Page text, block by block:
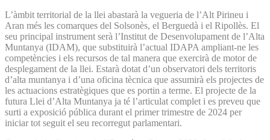
L’àmbit territorial de la llei abastarà la vegueria de l’Alt Pirineu i
Aran més les comarques del Solsonès, el Berguedà i el Ripollès. El
seu principal instrument serà l’Institut de Desenvolupament de l’Alta
Muntanya (IDAM), que substituirà l’actual IDAPA ampliant-ne les
competències i els recursos de tal manera que exercirà de motor de
desplegament de la llei. Estarà dotat d’un observatori dels territoris
d’alta muntanya i d’una oficina tècnica que assumirà els projectes de
les actuacions estratègiques que es portin a terme. El projecte de la
futura Llei d’Alta Muntanya ja té l’articulat complet i es preveu que
surti a exposició pública durant el primer trimestre de 2024 per
iniciar tot seguit el seu recorregut parlamentari.